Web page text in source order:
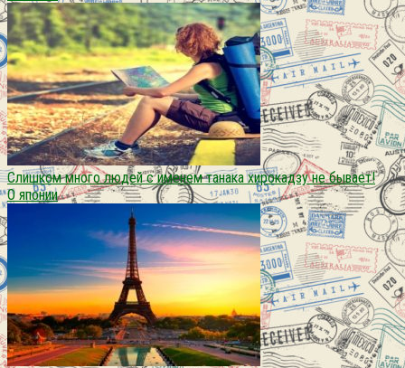
Слишком много людей с именем танака хирокадзу не бывает!
О японии